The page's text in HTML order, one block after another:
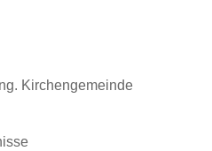
Kirchengemeinde